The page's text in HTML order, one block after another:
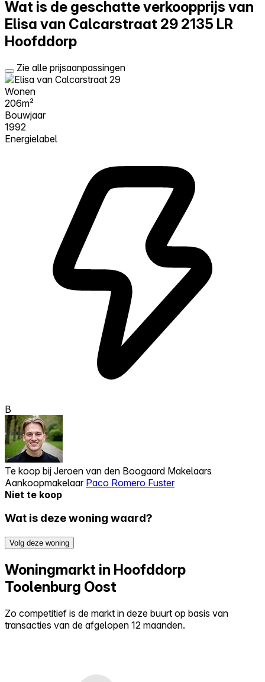
Wat is de geschatte verkoopprijs van
Elisa van Calcarstraat 29 2135 LR
Hoofddorp
Zie alle prijsaanpassingen
Wonen
206m²
Bouwjaar
1992
Energielabel
B
Te koop bij Jeroen van den Boogaard Makelaars
Aankoopmakelaar Paco Romero Fuster
Niet te koop
Wat is deze woning waard?
Volg deze woning
Woningmarkt in Hoofddorp
Toolenburg Oost
Zo competitief is de markt in deze buurt op basis van
transacties van de afgelopen 12 maanden.